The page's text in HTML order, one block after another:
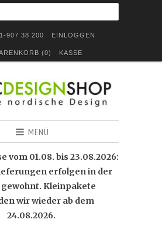
907 38 200 EINLOGGEN
(0) KASSE
MENÜ
vom 01.08. bis 23.08.2026:
erfolgen in der
gewohnt. Kleinpakete
wir wieder ab dem
24.08.2026.